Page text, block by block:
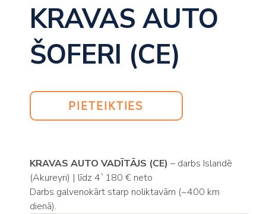
KRAVAS AUTO
ŠOFERI (CE)
PIETEIKTIES
KRAVAS AUTO VADĪTĀJS (CE) – darbs Islandē
(Akureyri) | līdz 4`180 € neto
Darbs galvenokārt starp noliktavām (~400 km
dienā).